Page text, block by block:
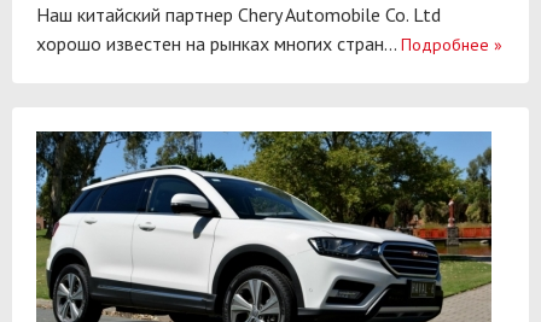
Наш китайский партнер Chery Automobile Co. Ltd
хорошо известен на рынках многих стран... Подробнее »